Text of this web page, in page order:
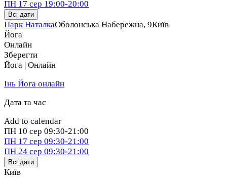
ПН 17 сер 19:00-20:00
Всі дати
Парк НаталкаОболонська Набережна, 9Київ
Йога
Онлайн
Зберегти
Йога | Онлайн
Інь Йога онлайн
Дата та час
Add to calendar
ПН 10 сер 09:30-21:00
ПН 17 сер 09:30-21:00
ПН 24 сер 09:30-21:00
Всі дати
Київ